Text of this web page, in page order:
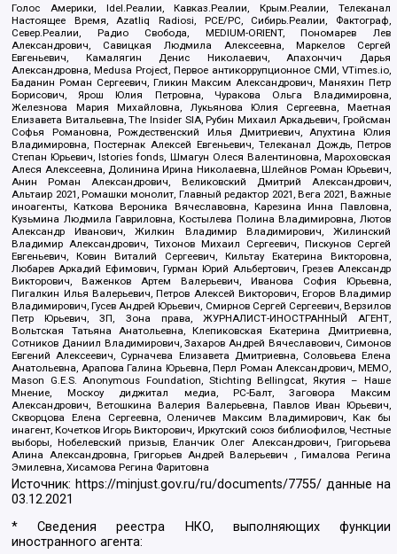
Голос Америки, Idel.Реалии, Кавказ.Реалии, Крым.Реалии, Телеканал
Настоящее Время, Azatliq Radiosi, PCE/PC, Сибирь.Реалии, Фактограф,
Север.Реалии, Радио Свобода, MEDIUM-ORIENT, Пономарев Лев
Александрович, Савицкая Людмила Алексеевна, Маркелов Сергей
Евгеньевич, Камалягин Денис Николаевич, Апахончич Дарья
Александровна, Medusa Project, Первое антикоррупционное СМИ, VTimes.io,
Баданин Роман Сергеевич, Гликин Максим Александрович, Маняхин Петр
Борисович, Ярош Юлия Петровна, Чуракова Ольга Владимировна,
Железнова Мария Михайловна, Лукьянова Юлия Сергеевна, Маетная
Елизавета Витальевна, The Insider SIA, Рубин Михаил Аркадьевич, Гройсман
Софья Романовна, Рождественский Илья Дмитриевич, Апухтина Юлия
Владимировна, Постернак Алексей Евгеньевич, Телеканал Дождь, Петров
Степан Юрьевич, Istories fonds, Шмагун Олеся Валентиновна, Мароховская
Алеся Алексеевна, Долинина Ирина Николаевна, Шлейнов Роман Юрьевич,
Анин Роман Александрович, Великовский Дмитрий Александрович,
Альтаир 2021, Ромашки монолит, Главный редактор 2021, Вега 2021, Важные
иноагенты, Каткова Вероника Вячеславовна, Карезина Инна Павловна,
Кузьмина Людмила Гавриловна, Костылева Полина Владимировна, Лютов
Александр Иванович, Жилкин Владимир Владимирович, Жилинский
Владимир Александрович, Тихонов Михаил Сергеевич, Пискунов Сергей
Евгеньевич, Ковин Виталий Сергеевич, Кильтау Екатерина Викторовна,
Любарев Аркадий Ефимович, Гурман Юрий Альбертович, Грезев Александр
Викторович, Важенков Артем Валерьевич, Иванова София Юрьевна,
Пигалкин Илья Валерьевич, Петров Алексей Викторович, Егоров Владимир
Владимирович, Гусев Андрей Юрьевич, Смирнов Сергей Сергеевич, Верзилов
Петр Юрьевич, ЗП, Зона права, ЖУРНАЛИСТ-ИНОСТРАННЫЙ АГЕНТ,
Вольтская Татьяна Анатольевна, Клепиковская Екатерина Дмитриевна,
Сотников Даниил Владимирович, Захаров Андрей Вячеславович, Симонов
Евгений Алексеевич, Сурначева Елизавета Дмитриевна, Соловьева Елена
Анатольевна, Арапова Галина Юрьевна, Перл Роман Александрович, МЕМО,
Mason G.E.S. Anonymous Foundation, Stichting Bellingcat, Якутия – Наше
Мнение, Москоу диджитал медиа, РС-Балт, Заговора Максим
Александрович, Ветошкина Валерия Валерьевна, Павлов Иван Юрьевич,
Скворцова Елена Сергеевна, Оленичев Максим Владимирович, Как бы
инагент, Кочетков Игорь Викторович, Иркутский союз библиофилов, Честные
выборы, Нобелевский призыв, Еланчик Олег Александрович, Григорьева
Алина Александровна, Григорьев Андрей Валерьевич , Гималова Регина
Эмилевна, Хисамова Регина Фаритовна
Источник: https://minjust.gov.ru/ru/documents/7755/ данные на
03.12.2021
* Сведения реестра НКО, выполняющих функции
иностранного агента: